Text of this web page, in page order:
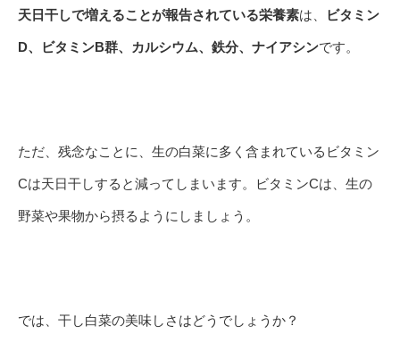
天日干しで増えることが報告されている栄養素は、 ビタミン
D、ビタミンB群、カルシウム、鉄分、ナイアシンです。
ただ、残念なことに、生の白菜に多く含まれているビタミン
Cは天日干しすると減ってしまいます。ビタミンCは、生の
野菜や果物から摂るようにしましょう。
では、干し白菜の美味しさはどうでしょうか？